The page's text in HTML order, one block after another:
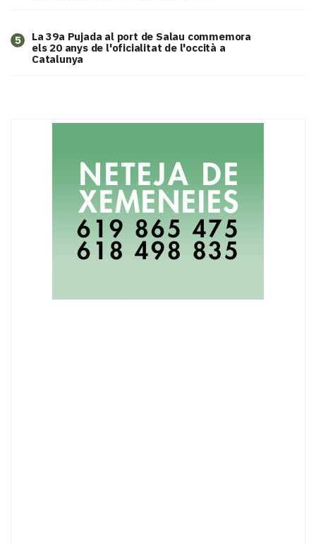
5
​La 39a Pujada al port de Salau commemora
els 20 anys de l'oficialitat de l'occità a
Catalunya